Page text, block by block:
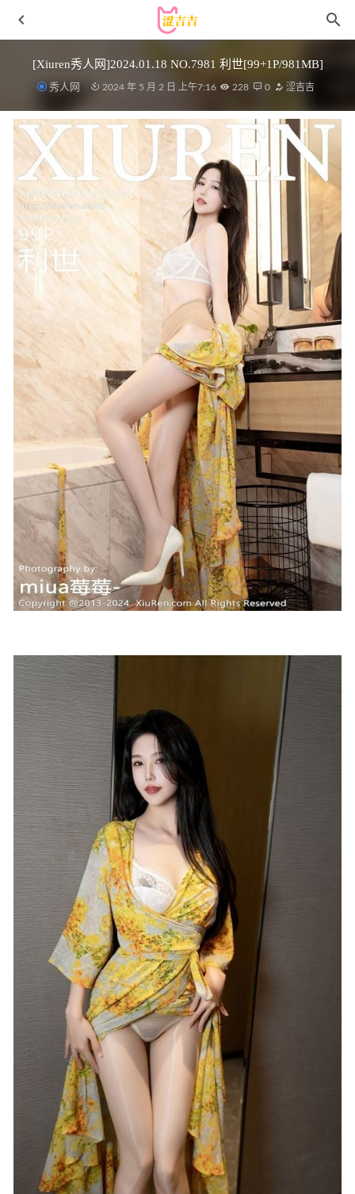
[Xiuren秀人网]2024.01.18 NO.7981 利世[99+1P/981MB]
秀人网 2024 年 5 月 2 日 上午7:16 228 0 涩吉吉
Natsuko夏夏子 – NO.69 停云 [112P-835MB]
2025-07-19
[Xiuren秀人网]2023.11.30 NO.7740 小泡芙
winna[90+1P/823MB]
2024-05-09
青豆客 – 2017.08.17 周依[53+1P198M]
2022-11-07
[Xiuren秀人网]2022.12.02 NO.5942 夏甜甜[79+1P／722MB]
2023-04-19
秀人网 – 2020.09.25 VOL.2603 林子欣FREYA[41+1P449M]
2022-12-04